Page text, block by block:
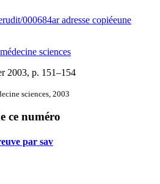
000684aradresse copiéeune
sciences
2003, p. 151–154
sciences, 2003
ce numéro
par sav